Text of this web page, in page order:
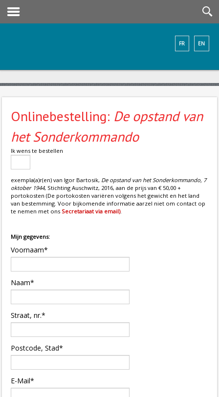
EN
FR
Onlinebestelling: De opstand van
het Sonderkommando
Ik wens te bestellen
exempla(a)r(en) van Igor Bartosik, De opstand van het Sonderkommando, 7
oktober 1944, Stichting Auschwitz, 2016, aan de prijs van € 50,00 +
portokosten (De portokosten variëren volgens het gewicht en het land
van bestemming. Voor bijkomende informatie aarzel niet om contact op
te nemen met ons Secretariaat via email).
Mijn gegevens:
Voornaam*
Naam*
Straat, nr.*
Postcode, Stad*
E-Mail*